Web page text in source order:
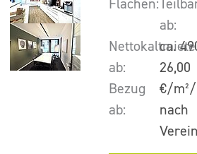
Flächen:
ab:
ca.
Nettokaltmiete
ab:
26,00
€/
Bezug
ab:
nach